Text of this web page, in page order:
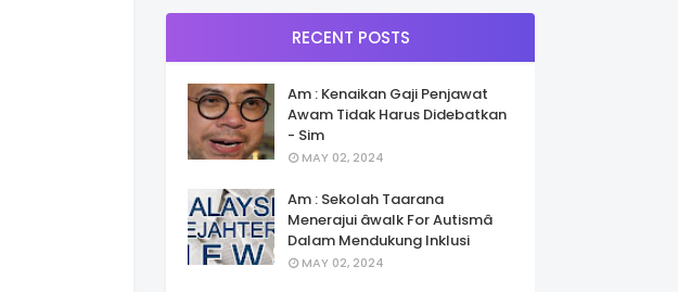
RECENT POSTS
Am : Kenaikan Gaji Penjawat
Awam Tidak Harus Didebatkan
- Sim
MAY 02, 2024
Am : Sekolah Taarana
Menerajui âwalk For Autismâ
Dalam Mendukung Inklusi
MAY 02, 2024